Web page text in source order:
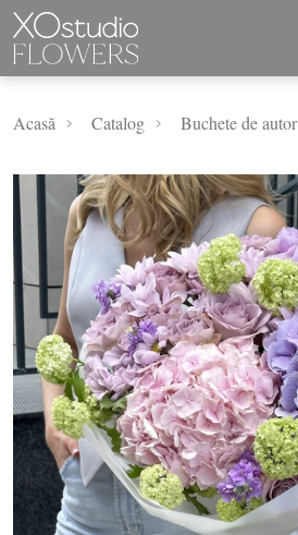
Acasă Catalog Buchete de autor